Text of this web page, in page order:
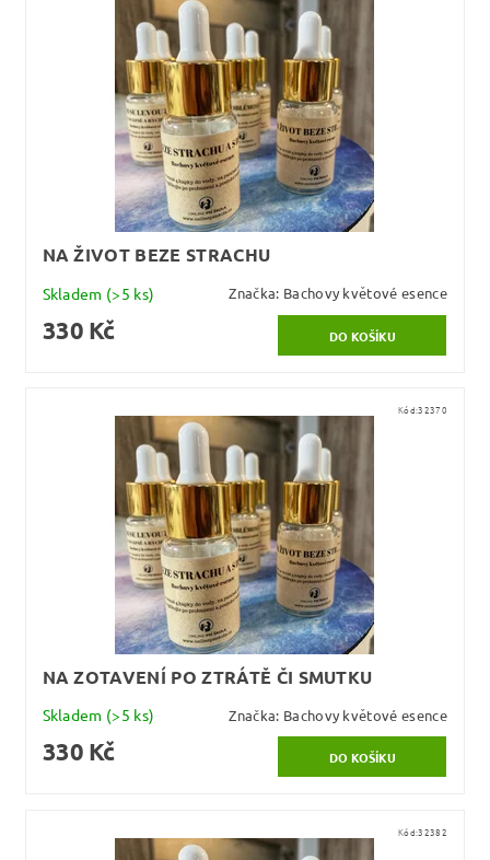
NA ŽIVOT BEZE STRACHU
Skladem (>5 ks) Značka: Bachovy květové esence
330 Kč
Kód:32370
NA ZOTAVENÍ PO ZTRÁTĚ ČI SMUTKU
Skladem (>5 ks) Značka: Bachovy květové esence
330 Kč
Kód:32382